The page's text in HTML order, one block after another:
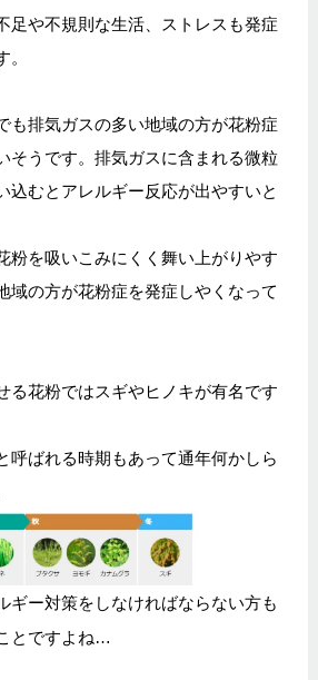
足や不規則な生活、ストレスも発症
も排気ガスの多い地域の方が花粉症
そうです。排気ガスに含まれる微粒
込むとアレルギー反応が出やすいと
粉を吸いこみにくく舞い上がりやす
域の方が花粉症を発症しやくなって
る花粉ではスギやヒノキが有名です
呼ばれる時期もあって通年何かしら
ギー対策をしなければならない方も
とですよね…